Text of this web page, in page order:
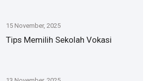
15 November, 2025
Tips Memilih Sekolah Vokasi